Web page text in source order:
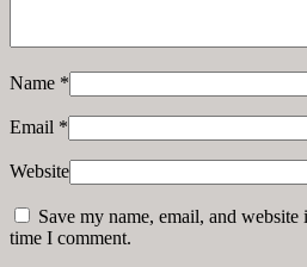
Name *
Email *
Website
Save my name, email, and
time I comment.